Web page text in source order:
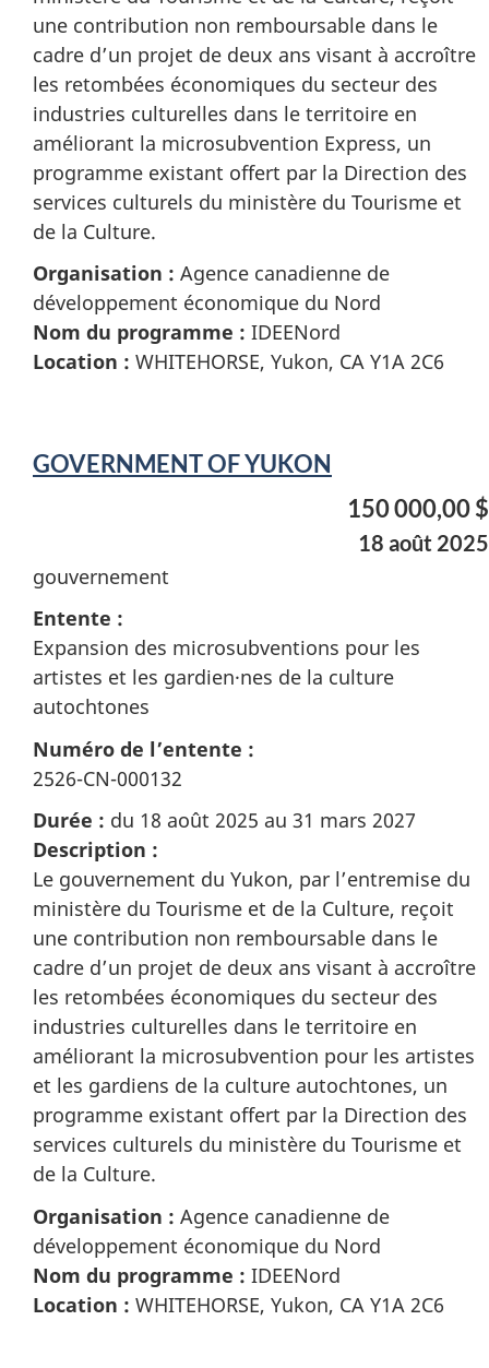
une contribution non remboursable dans le
cadre d’un projet de deux ans visant à accroître
les retombées économiques du secteur des
industries culturelles dans le territoire en
améliorant la microsubvention Express, un
programme existant offert par la Direction des
services culturels du ministère du Tourisme et
de la Culture.
Organisation : Agence canadienne de
développement économique du Nord
Nom du programme : IDEENord
Location : WHITEHORSE, Yukon, CA Y1A 2C6
GOVERNMENT OF YUKON
150 000,00 $
18 août 2025
gouvernement
Entente :
Expansion des microsubventions pour les
artistes et les gardien·nes de la culture
autochtones
Numéro de l’entente :
2526-CN-000132
Durée : du 18 août 2025 au 31 mars 2027
Description :
Le gouvernement du Yukon, par l’entremise du
ministère du Tourisme et de la Culture, reçoit
une contribution non remboursable dans le
cadre d’un projet de deux ans visant à accroître
les retombées économiques du secteur des
industries culturelles dans le territoire en
améliorant la microsubvention pour les artistes
et les gardiens de la culture autochtones, un
programme existant offert par la Direction des
services culturels du ministère du Tourisme et
de la Culture.
Organisation : Agence canadienne de
développement économique du Nord
Nom du programme : IDEENord
Location : WHITEHORSE, Yukon, CA Y1A 2C6